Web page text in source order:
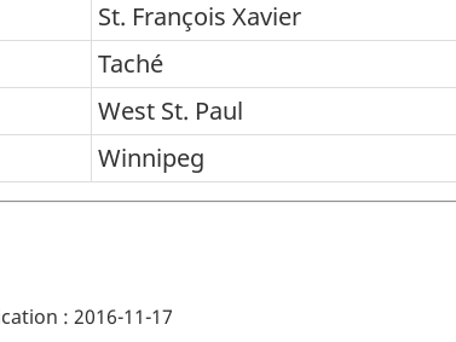
St. François Xavier
Taché
West St. Paul
Winnipeg
: 2016-11-17